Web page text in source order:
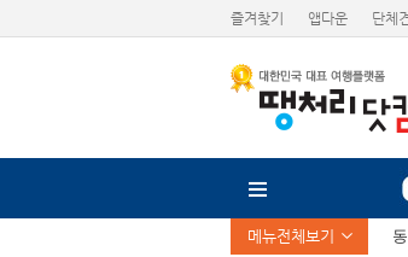
즐겨찾기 앱다운 단체
메뉴전체보기